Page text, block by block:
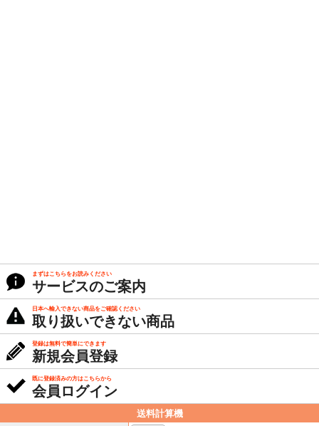
まずはこちらをお読みください
サービスのご案内
日本へ輸入できない商品をご確認ください
取り扱いできない商品
登録は無料で簡単にできます
新規会員登録
既に登録済みの方はこちらから
会員ログイン
送料計算機